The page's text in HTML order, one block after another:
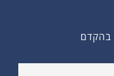
בהקדם